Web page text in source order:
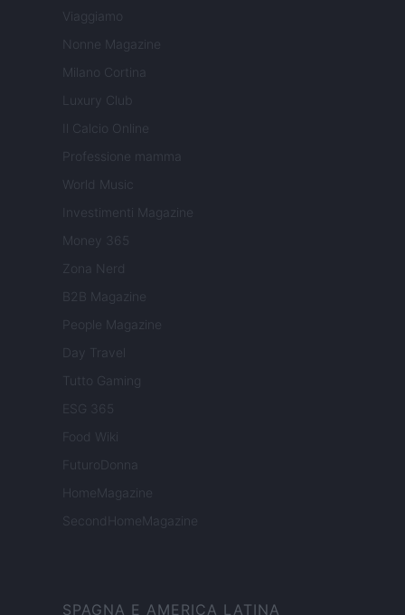
Viaggiamo
Nonne Magazine
Milano Cortina
Luxury Club
Il Calcio Online
Professione mamma
World Music
Investimenti Magazine
Money 365
Zona Nerd
B2B Magazine
People Magazine
Day Travel
Tutto Gaming
ESG 365
Food Wiki
FuturoDonna
HomeMagazine
SecondHomeMagazine
SPAGNA E AMERICA LATINA